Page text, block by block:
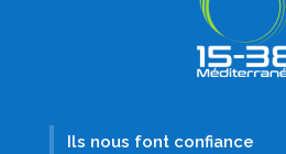
Ils nous font confiance